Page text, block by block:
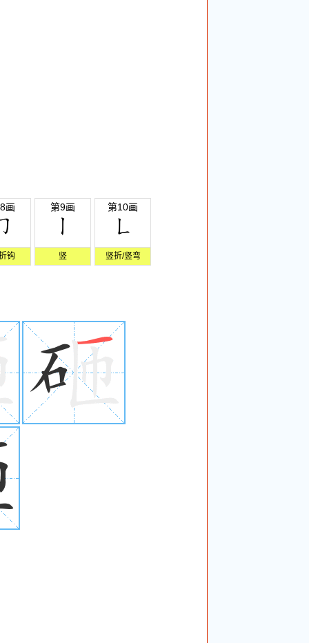
画
钩
第9画
竖
第10画
竖折/竖弯